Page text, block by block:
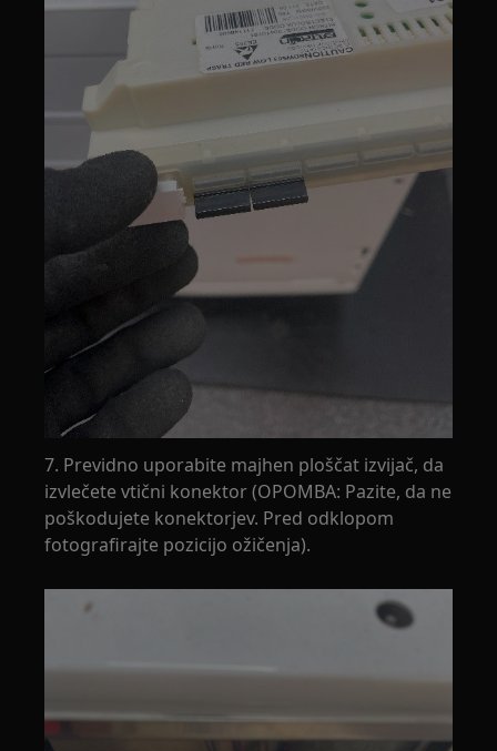
7. Previdno uporabite majhen ploščat izvijač, da
izvlečete vtični konektor (OPOMBA: Pazite, da ne
poškodujete konektorjev. Pred odklopom
fotografirajte pozicijo ožičenja).